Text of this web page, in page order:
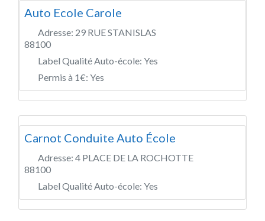
Auto Ecole Carole
Adresse: 29 RUE STANISLAS
88100
Label Qualité Auto-école: Yes
Permis à 1€: Yes
Carnot Conduite Auto École
Adresse: 4 PLACE DE LA ROCHOTTE
88100
Label Qualité Auto-école: Yes